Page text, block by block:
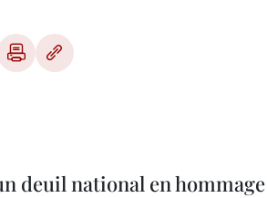
deuil national en